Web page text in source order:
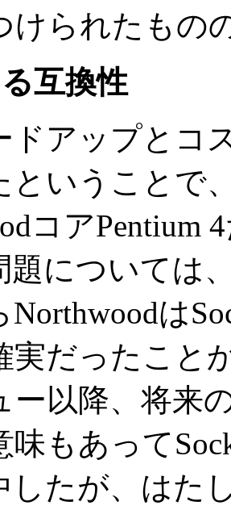
けられたもの
互換性
アップとコ
ということで
コアPentium
題については
Northwoodは
実だったこと
ー以降、将来
味もあって
したが、はた